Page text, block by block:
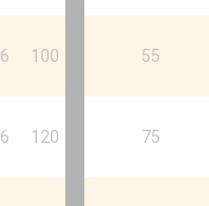
6 100 55
6 120 75